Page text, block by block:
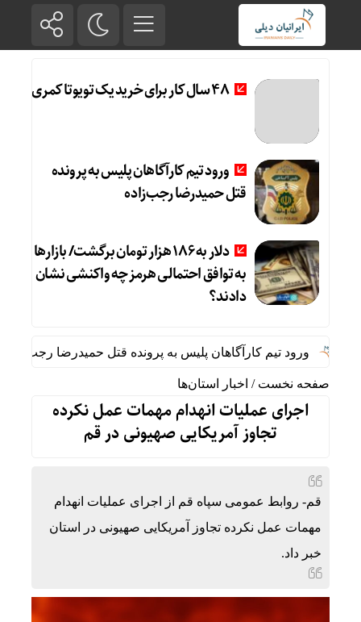
۴۸ سال کار برای خرید یک تویوتا کمری
ورود تیم کارآگاهان پلیس به پرونده
قتل حمیدرضا رجب‌زاده
دلار به 186 هزار تومان برگشت/ بازارها
به توافق احتمالی هرمز چه واکنشی نشان
دادند؟
ورود تیم کارآگاهان پلیس به پرونده قتل حمیدرضا رجب‌زاده
صفحه نخست / اخبار استان‌ها
اجرای عملیات انهدام مهمات عمل نکرده
تجاوز آمریکایی صهیونی در قم
قم- روابط عمومی سپاه قم از اجرای عملیات انهدام
مهمات عمل نکرده تجاوز آمریکایی صهیونی در استان
خبر داد.